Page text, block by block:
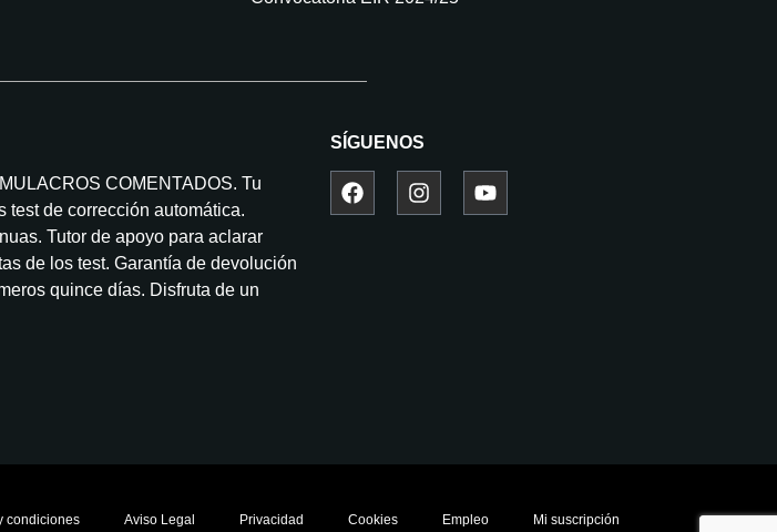
COMENTADOS. Tu
test de corrección automática.
Tutor de apoyo para aclarar
de los test. Garantía de devolución
quince días. Disfruta de un
SÍGUENOS
condiciones Aviso Legal Privacidad Cookies Empleo Mi suscripción